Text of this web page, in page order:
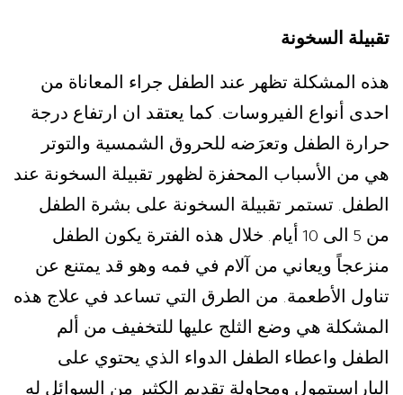
تقبيلة السخونة
هذه المشكلة تظهر عند الطفل جراء المعاناة من
احدى أنواع الفيروسات. كما يعتقد ان ارتفاع درجة
حرارة الطفل وتعرَضه للحروق الشمسية والتوتر
هي من الأسباب المحفزة لظهور تقبيلة السخونة عند
الطفل. تستمر تقبيلة السخونة على بشرة الطفل
من 5 الى 10 أيام. خلال هذه الفترة يكون الطفل
منزعجاً ويعاني من آلام في فمه وهو قد يمتنع عن
تناول الأطعمة. من الطرق التي تساعد في علاج هذه
المشكلة هي وضع الثلج عليها للتخفيف من ألم
الطفل واعطاء الطفل الدواء الذي يحتوي على
الباراسيتمول ومحاولة تقديم الكثير من السوائل له